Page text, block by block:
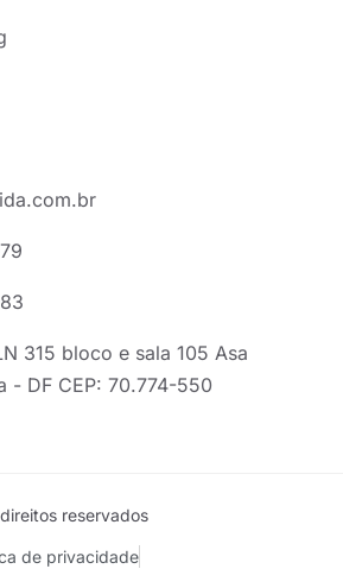
315 bloco e sala 105 Asa
- DF CEP: 70.774-550
reservados
de privacidade